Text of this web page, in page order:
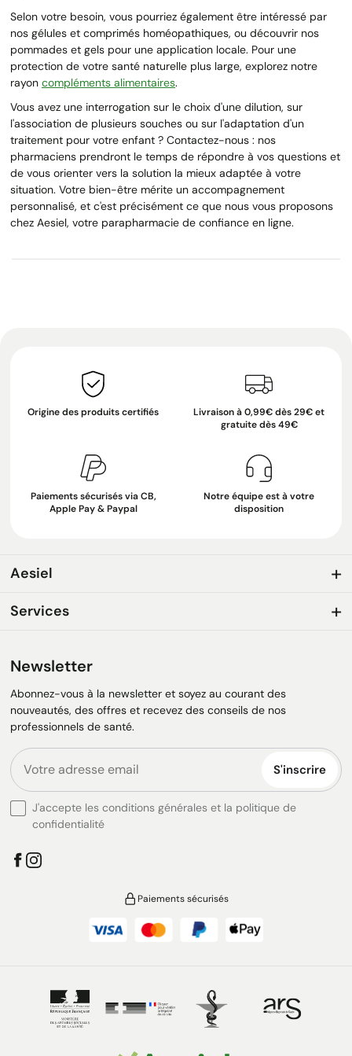
Selon votre besoin, vous pourriez également être intéressé par
nos gélules et comprimés homéopathiques, ou découvrir nos
pommades et gels pour une application locale. Pour une
protection de votre santé naturelle plus large, explorez notre
rayon compléments alimentaires.
Vous avez une interrogation sur le choix d'une dilution, sur
l'association de plusieurs souches ou sur l'adaptation d'un
traitement pour votre enfant ? Contactez-nous : nos
pharmaciens prendront le temps de répondre à vos questions et
de vous orienter vers la solution la mieux adaptée à votre
situation. Votre bien-être mérite un accompagnement
personnalisé, et c'est précisément ce que nous vous proposons
chez Aesiel, votre parapharmacie de confiance en ligne.
Origine des produits certifiés
Livraison à 0,99€ dès 29€ et
gratuite dès 49€
Paiements sécurisés via CB,
Apple Pay & Paypal
Notre équipe est à votre
disposition
Aesiel
Services
Newsletter
Abonnez-vous à la newsletter et soyez au courant des
nouveautés, des offres et recevez des conseils de nos
professionnels de santé.
S'inscrire
J'accepte les conditions générales et la politique de
confidentialité
Paiements sécurisés